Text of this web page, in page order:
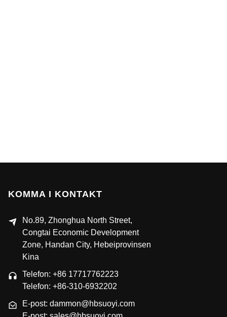
KOMMA I KONTAKT
No.89, Zhonghua North Street,
Congtai Economic Development
Zone, Handan City, Hebeiprovinsen
Kina
Telefon: +86 17717762223
Telefon: +86-310-6932202
E-post: dammon@hbsuoyi.com